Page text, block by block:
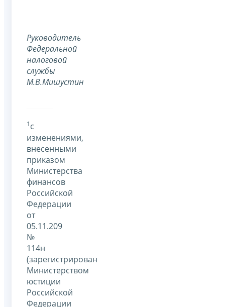
Руководитель
Федеральной
налоговой
службы
М.В.Мишустин
1с
изменениями,
внесенными
приказом
Министерства
финансов
Российской
Федерации
от
05.11.209
№
114н
(зарегистрирован
Министерством
юстиции
Российской
Федерации